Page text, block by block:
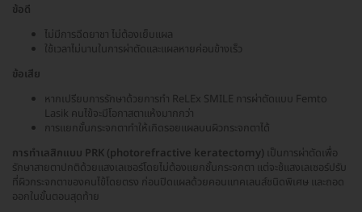
ข้อดี
ไม่มีการฉีดยาชา ไม่ต้องเย็บแผล
ใช้เวลาไม่นานในการผ่าตัดและแผลหายค่อนข้างเร็ว
ข้อเสีย
หากเปรียบการรักษาด้วยการทำ ReLEx SMILE การผ่าตัดแบบ Femto
Lasik คนไข้จะมีโอกาสตาแห้งมากกว่า
การแยกชั้นกระจกตาทำให้เกิดรอยแผลบนผิวกระจกตาได้
การทำเลสิกแบบ PRK (photorefractive keratectomy) เป็นการผ่าตัดเพื่อ
รักษาสายตาปกติด้วยแสงเลเซอร์โดยไม่ต้องแยกชั้นกระจกตา แต่จะช้แสงเลเซอร์ปรับ
ที่ผิวกระจกตาของคนไข้โดยตรง ก่อนปิดแผลด้วยคอนแทคเลนส์ชนิดพิเศษ และถอด
ออกในขั้นตอนสุดท้าย